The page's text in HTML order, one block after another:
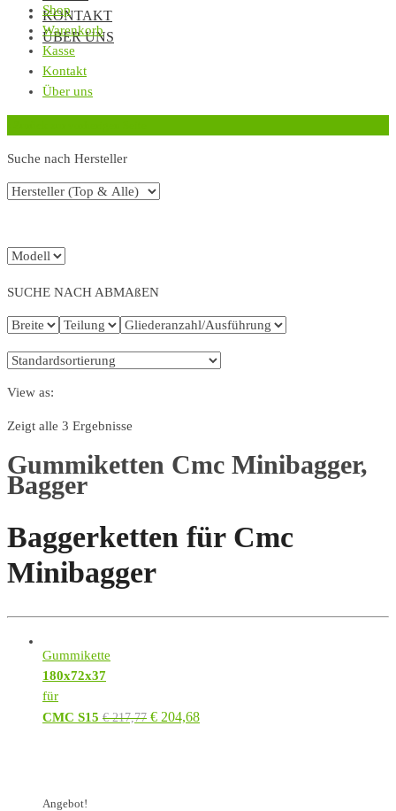
KONTAKT
ÜBER UNS
Shop
Warenkorb
Kasse
Kontakt
Über uns
Suche nach Hersteller
SUCHE NACH ABMAßEN
View as:
Zeigt alle 3 Ergebnisse
Gummiketten Cmc Minibagger,
Bagger
Baggerketten für Cmc
Minibagger
Gummikette
180x72x37
für
CMC S15 €217,77 € 204,68
Angebot!